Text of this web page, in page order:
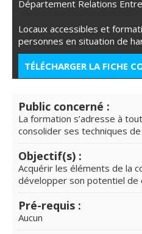
Département Relations
Locaux accessibles et
personnes en situation de
TÉLÉCHARGER LA FICHE
Public concerné :
La formation s’adresse à
consolider ses techniques
Objectif(s) :
Acquérir les éléments de la
développer son potentiel de
Pré-requis :
Aucun